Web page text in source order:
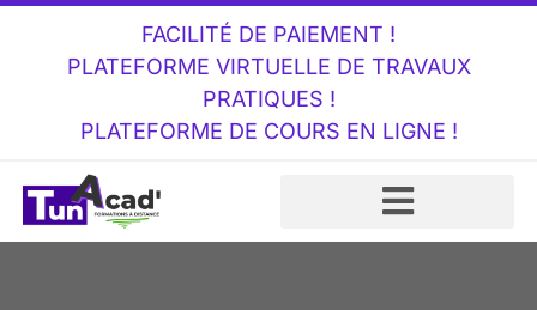
FACILITÉ DE PAIEMENT !
PLATEFORME VIRTUELLE DE TRAVAUX
PRATIQUES !
PLATEFORME DE COURS EN LIGNE !